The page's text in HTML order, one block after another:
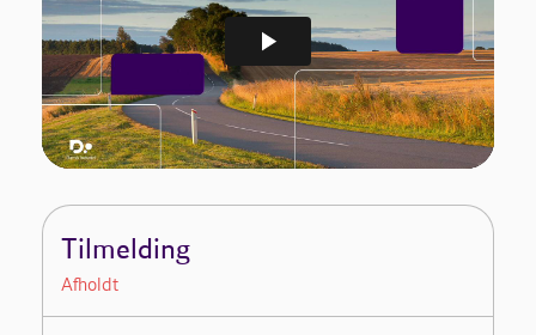
Tilmelding
Afholdt